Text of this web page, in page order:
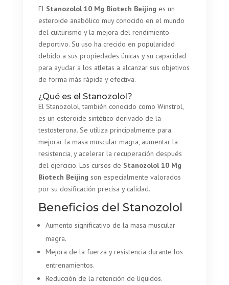
El Stanozolol 10 Mg Biotech Beijing es un
esteroide anabólico muy conocido en el mundo
del culturismo y la mejora del rendimiento
deportivo. Su uso ha crecido en popularidad
debido a sus propiedades únicas y su capacidad
para ayudar a los atletas a alcanzar sus objetivos
de forma más rápida y efectiva.
¿Qué es el Stanozolol?
El Stanozolol, también conocido como Winstrol,
es un esteroide sintético derivado de la
testosterona. Se utiliza principalmente para
mejorar la masa muscular magra, aumentar la
resistencia, y acelerar la recuperación después
del ejercicio. Los cursos de Stanozolol 10 Mg
Biotech Beijing son especialmente valorados
por su dosificación precisa y calidad.
Beneficios del Stanozolol
Aumento significativo de la masa muscular
magra.
Mejora de la fuerza y resistencia durante los
entrenamientos.
Reducción de la retención de líquidos.